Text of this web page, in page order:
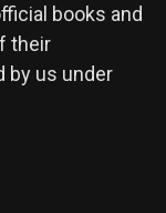
books and
their
by us under